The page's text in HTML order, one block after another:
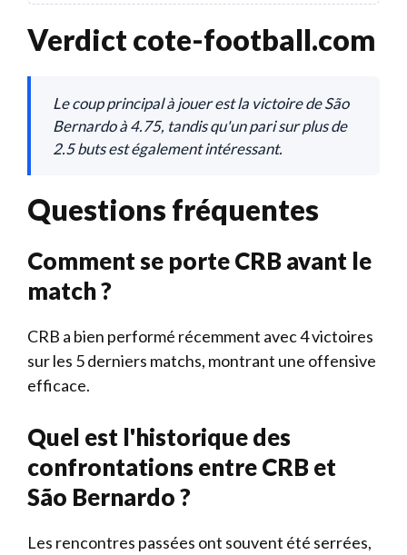
Verdict cote-football.com
Le coup principal à jouer est la victoire de São
Bernardo à 4.75, tandis qu'un pari sur plus de
2.5 buts est également intéressant.
Questions fréquentes
Comment se porte CRB avant le
match ?
CRB a bien performé récemment avec 4 victoires
sur les 5 derniers matchs, montrant une offensive
efficace.
Quel est l'historique des
confrontations entre CRB et
São Bernardo ?
Les rencontres passées ont souvent été serrées,